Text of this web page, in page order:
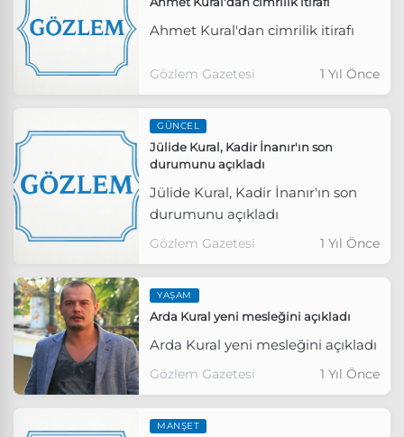
Ahmet Kural'dan cimrilik itirafı
Gözlem Gazetesi 1 Yıl Önce
GÜNCEL
Jülide Kural, Kadir İnanır'ın son
durumunu açıkladı
Jülide Kural, Kadir İnanır'ın son
durumunu açıkladı
Gözlem Gazetesi 1 Yıl Önce
YAŞAM
Arda Kural yeni mesleğini açıkladı
Arda Kural yeni mesleğini açıkladı
Gözlem Gazetesi 1 Yıl Önce
MANŞET